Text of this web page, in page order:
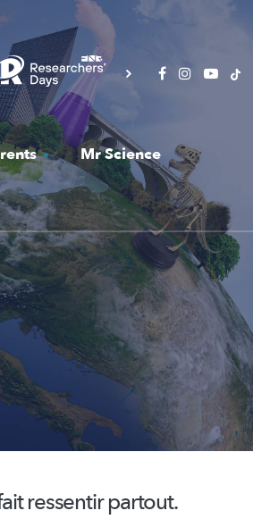
Mr Science
ressentir partout.